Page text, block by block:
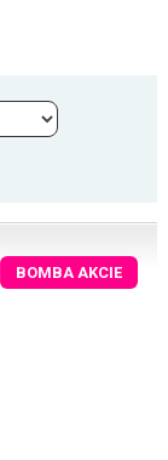
BOMBA AKCIE